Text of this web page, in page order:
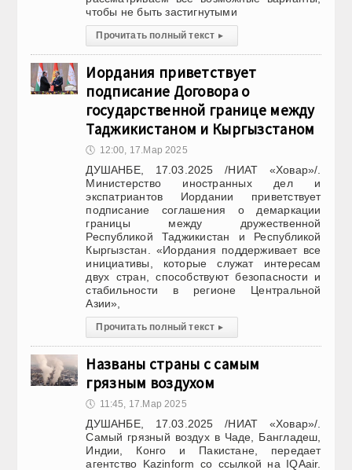
чтобы не быть застигнутыми
Прочитать полный текст ▸
Иордания приветствует
подписание Договора о
государственной границе между
Таджикистаном и Кыргызстаном
🕔 12:00, 17.Мар 2025
ДУШАНБЕ, 17.03.2025 /НИАТ «Ховар»/.
Министерство иностранных дел и
экспатриантов Иордании приветствует
подписание соглашения о демаркации
границы между дружественной
Республикой Таджикистан и Республикой
Кыргызстан. «Иордания поддерживает все
инициативы, которые служат интересам
двух стран, способствуют безопасности и
стабильности в регионе Центральной
Азии»,
Прочитать полный текст ▸
Названы страны с самым
грязным воздухом
🕔 11:45, 17.Мар 2025
ДУШАНБЕ, 17.03.2025 /НИАТ «Ховар»/.
Самый грязный воздух в Чаде, Бангладеш,
Индии, Конго и Пакистане, передает
агентство Kazinform со ссылкой на IQAair.